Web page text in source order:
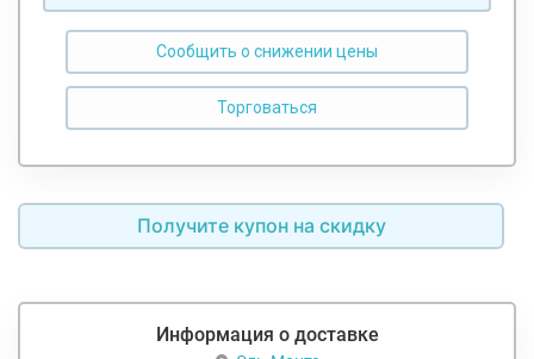
Сообщить о снижении цены
Получите купон на скидку
Информация о доставке